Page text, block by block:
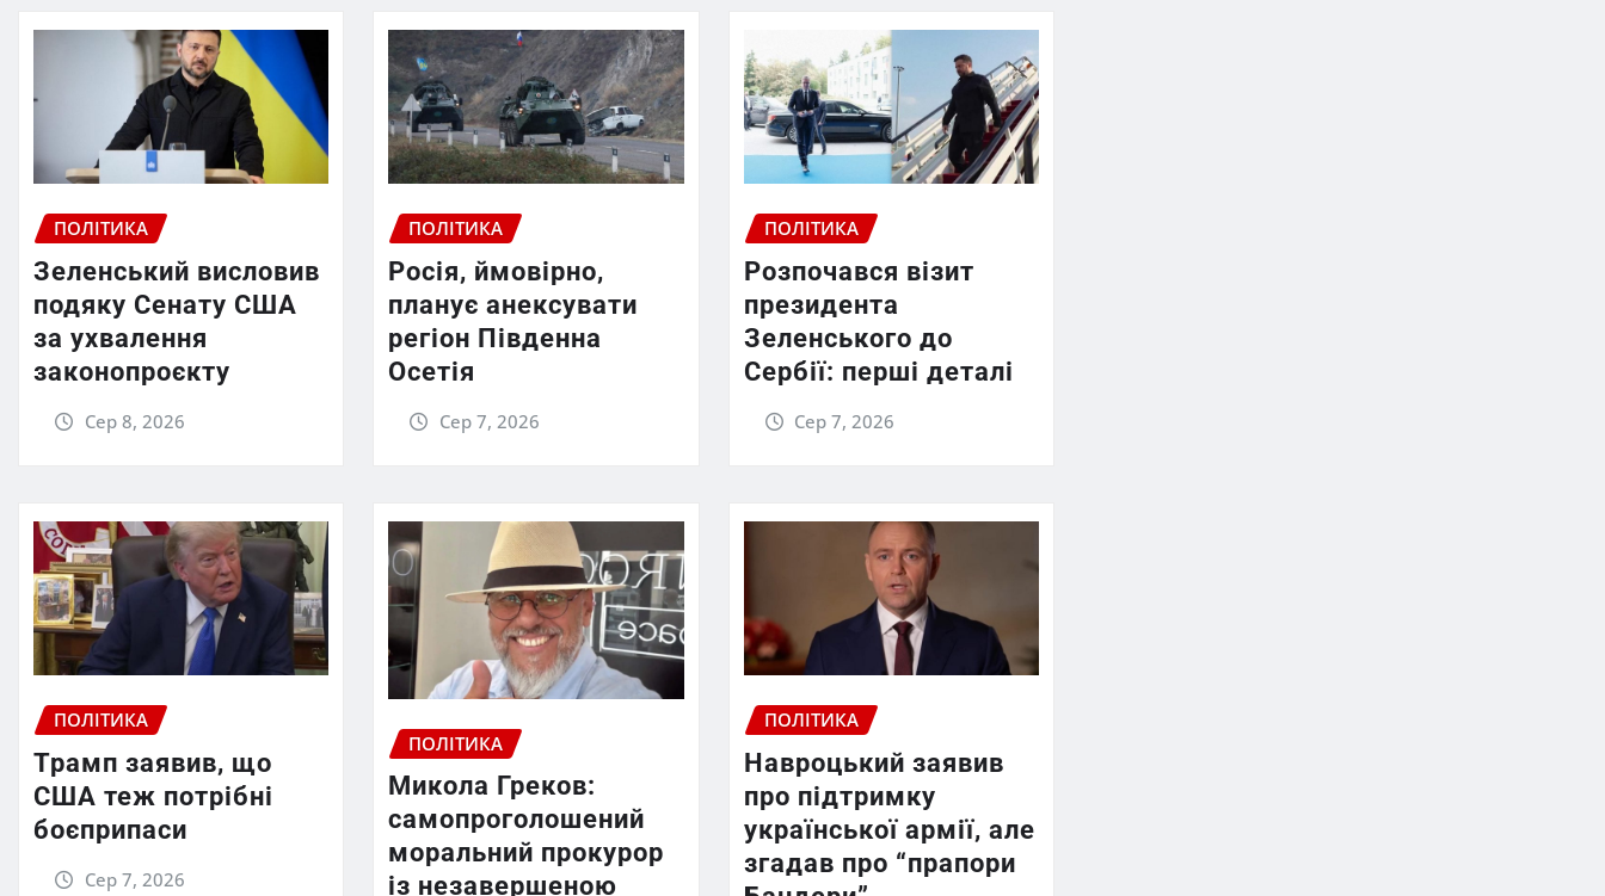
ПОЛІТИКА
Зеленський висловив
подяку Сенату США
за ухвалення
законопроєкту
Сер 8, 2026
ПОЛІТИКА
Росія, ймовірно,
планує анексувати
регіон Південна
Осетія
Сер 7, 2026
ПОЛІТИКА
Розпочався візит
президента
Зеленського до
Сербії: перші деталі
Сер 7, 2026
ПОЛІТИКА
Трамп заявив, що
США теж потрібні
боєприпаси
Сер 7, 2026
ПОЛІТИКА
Микола Греков:
самопроголошений
моральний прокурор
із незавершеною
ПОЛІТИКА
Навроцький заявив
про підтримку
української армії, але
згадав про “прапори